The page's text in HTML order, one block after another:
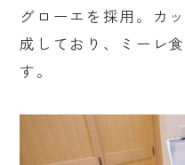
グローエを採用。カ
成しており、ミーレ
す。